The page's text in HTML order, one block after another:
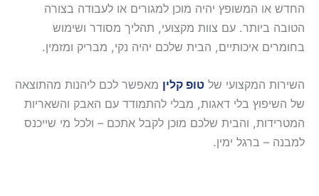
החדש או המשופץ יהיה מוכן למגורים או לעבודה בצורה
הטובה ביותר. עם צוות מקצועי, תהליך מסודר ושימוש
בחומרים איכותיים, הבית שלכם יהיה נקי, מבריק ומזמין.
השירות המקצועי של טופ קלין מאפשר לכם ליהנות מהתוצאה
של השיפוץ בלי דאגות, מבלי להתמודד עם האבק והשאריות
המטרידות, והבית שלכם מוכן לקבל אתכם – ולכל מי שייכנס
למבנה – ברגל ימין.